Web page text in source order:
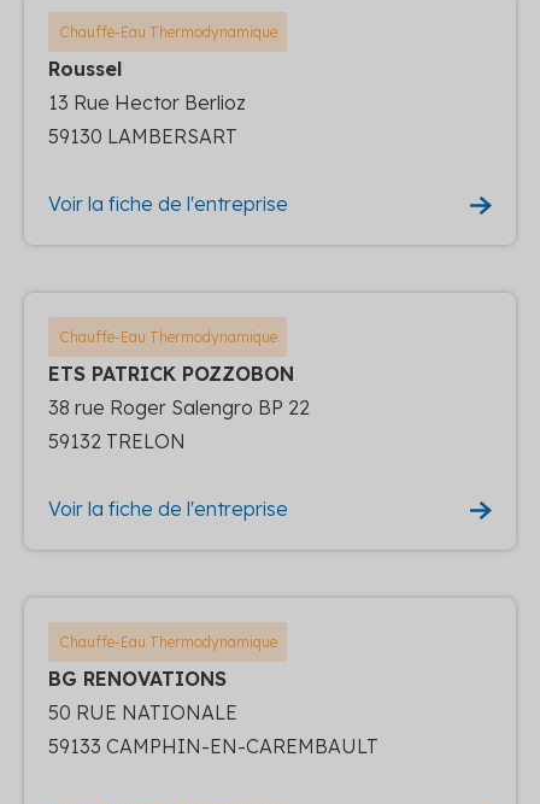
Chauffe-Eau Thermodynamique
Roussel
13 Rue Hector Berlioz
59130 LAMBERSART
Voir la fiche de l'entreprise
Chauffe-Eau Thermodynamique
ETS PATRICK POZZOBON
38 rue Roger Salengro BP 22
59132 TRELON
Voir la fiche de l'entreprise
Chauffe-Eau Thermodynamique
BG RENOVATIONS
50 RUE NATIONALE
59133 CAMPHIN-EN-CAREMBAULT